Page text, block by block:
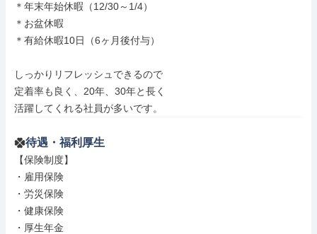
＊年末年始休暇（12/30～1/4）
＊お盆休暇
＊有給休暇10日（6ヶ月後付与）
しっかりリフレッシュできるので
定着率も良く、20年、30年と長く
活躍してくれる社員が多いです。
待遇・福利厚生
【保険制度】
・雇用保険
・労災保険
・健康保険
・厚生年金